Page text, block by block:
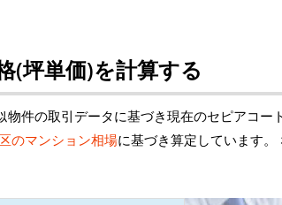
(坪単価)を計算する
件の取引データに基づき現在のセピアコ
のマンション相場に基づき算定しています